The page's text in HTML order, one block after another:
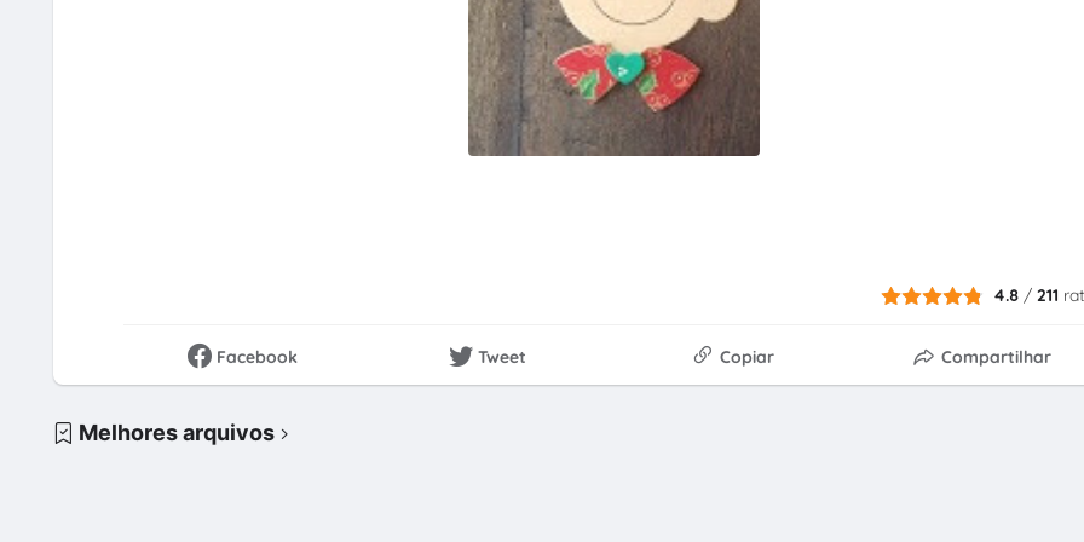
4.8 /211
Facebook Tweet Copiar Compartilhar
Melhores arquivos